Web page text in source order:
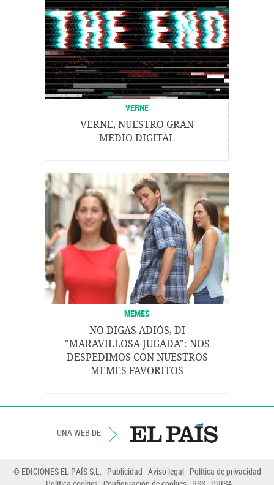
VERNE
VERNE, NUESTRO GRAN
MEDIO DIGITAL
MEMES
NO DIGAS ADIÓS, DI
"MARAVILLOSA JUGADA": NOS
DESPEDIMOS CON NUESTROS
MEMES FAVORITOS
UNA WEB DE
© EDICIONES EL PAÍS S.L. Publicidad Aviso legal Política de privacidad